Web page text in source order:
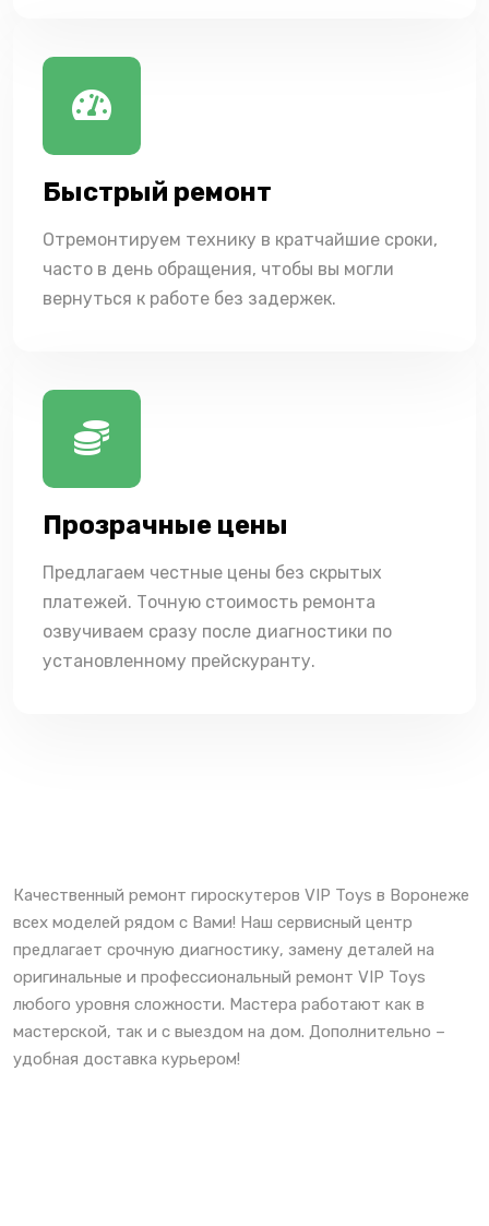
Быстрый ремонт
Отремонтируем технику в кратчайшие сроки,
часто в день обращения, чтобы вы могли
вернуться к работе без задержек.
Прозрачные цены
Предлагаем честные цены без скрытых
платежей. Точную стоимость ремонта
озвучиваем сразу после диагностики по
установленному прейскуранту.
Качественный ремонт гироскутеров VIP Toys в Воронеже
всех моделей рядом с Вами! Наш сервисный центр
предлагает срочную диагностику, замену деталей на
оригинальные и профессиональный ремонт VIP Toys
любого уровня сложности. Мастера работают как в
мастерской, так и с выездом на дом. Дополнительно –
удобная доставка курьером!